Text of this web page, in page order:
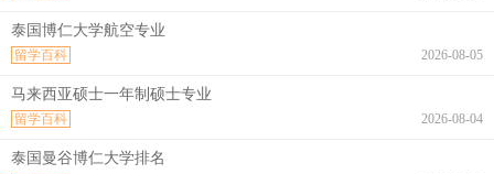
泰国博仁大学航空专业
2026-08-05
留学百科
马来西亚硕士一年制硕士专业
2026-08-04
留学百科
泰国曼谷博仁大学排名